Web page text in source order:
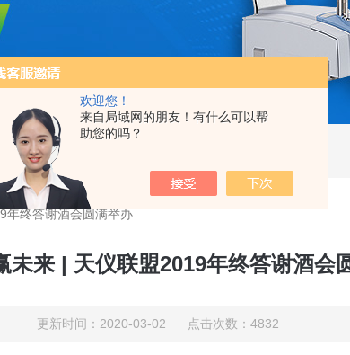
欢迎您！
来自局域网的朋友！有什么可以帮
助您的吗？
马尔文帕纳科激光粒度仪
年终答谢酒会圆满举办
未来 | 天仪联盟2019年终答谢酒会
更新时间：2020-03-02 点击次数：4832